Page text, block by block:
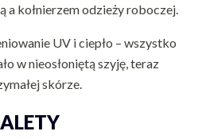
a kołnierzem odzieży roboczej.
UV i ciepło – wszystko
w nieosłoniętą szyję, teraz
skórze.